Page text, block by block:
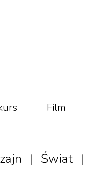
Film
| Świat |